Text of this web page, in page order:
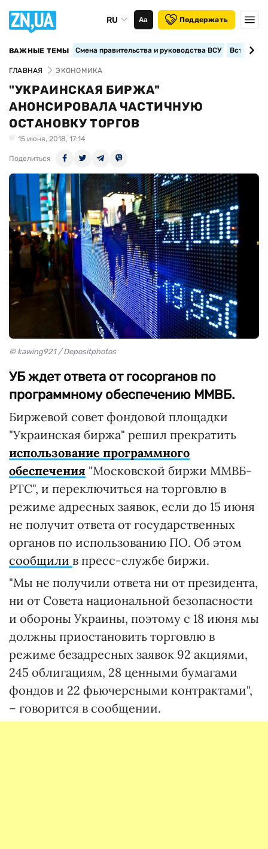
RU Аа Поддержать
ВАЖНЫЕ ТЕМЫ Смена правительства и руководства ВСУ
ГЛАВНАЯ ЭКОНОМИКА
"УКРАИНСКАЯ БИРЖА"
АНОНСИРОВАЛА ЧАСТИЧНУЮ
ОСТАНОВКУ ТОРГОВ
15 июня, 2018, 17:14
Поделиться
© kawing921 / Depositphotos
УБ ждет ответа от госорганов по
программному обеспечению ММВБ.
Биржевой совет фондовой площадки
"Украинская биржа" решил прекратить
использование программного
обеспечения "Московской биржи ММВБ-
РТС", и переключиться на торговлю в
режиме адресных заявок, если до 15 июня
не получит ответа от государственных
органов по использованию ПО. Об этом
сообщили в пресс-службе биржи.
"Мы не получили ответа ни от президента,
ни от Совета национальной безопасности
и обороны Украины, поэтому с 18 июня мы
должны приостановить торговлю в
режиме безадресных заявок 92 акциями,
245 облигациям, 28 ценными бумагами
фондов и 22 фьючерсными контрактами",
– говорится в сообщении.